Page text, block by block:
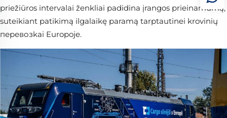
priežiūros intervalai ženkliai padidina įrangos prieinamumą,
suteikiant patikimą ilgalaikę paramą tarptautinei krovinių
перевозkai Europoje.